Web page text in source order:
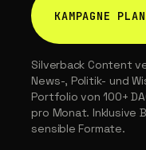
KAMPAGNE
Silverback Content
News-, Politik- und
Portfolio von 100+
pro Monat. Inklusive
sensible Formate.